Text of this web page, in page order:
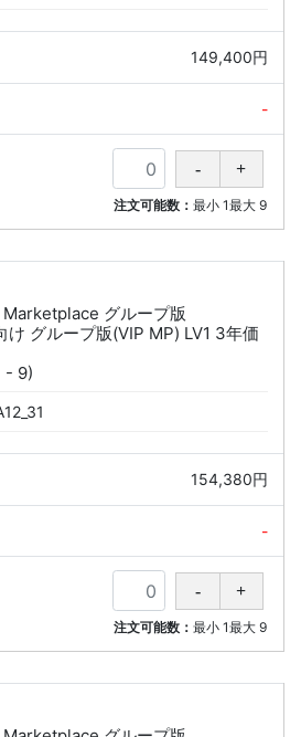
149,400円
-
注文可能数：最小 1最大 9
グループ版
グループ版(VIP MP) LV1 3年価
- 9)
154,380円
-
注文可能数：最小 1最大 9